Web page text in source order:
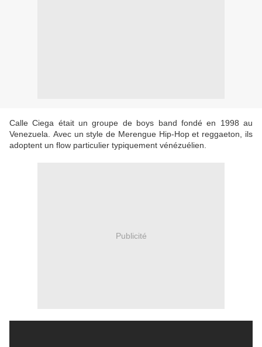
Calle Ciega était un groupe de boys band fondé en 1998 au
Venezuela. Avec un style de Merengue Hip-Hop et reggaeton, ils
adoptent un flow particulier typiquement vénézuélien.
Publicité